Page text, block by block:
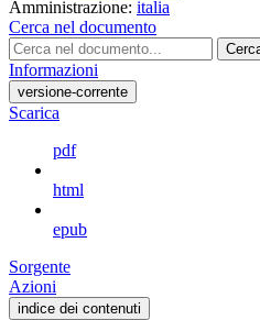
Amministrazione: italia
Cerca nel documento
Informazioni
versione-corrente
Scarica
pdf
html
epub
Sorgente
Azioni
indice dei contenuti